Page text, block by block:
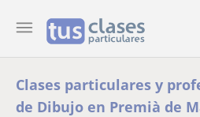
Clases particulares y
de Dibujo en Premià de